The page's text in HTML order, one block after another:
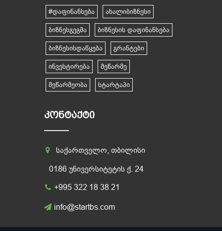
#დაფინანსება ახალიბიზნესი
ბიზნესგეგმა ბიზნესის დაფინანსება
ბიზნესისდაწყება გრანტები
ინვესტირება მეწარმე
მეწარმეობა სტარტაპი
ᲙᲝᲜᲢᲐᲥᲢᲘ
საქართველო, თბილისი
0186 უნივერსიტეტის ქ. 24
+995 322 18 38 21
info@startbs.com